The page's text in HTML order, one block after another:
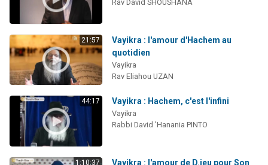
Rav David SHOUSHANA
21:57
Vayikra : l'amour d'Hachem au
quotidien
Vayikra
Rav Eliahou UZAN
44:17 Vayikra : Hachem, c'est l'infini
Vayikra
Rabbi David 'Hanania PINTO
1:10:37
Vayikra : l'amour de D.ieu pour Son